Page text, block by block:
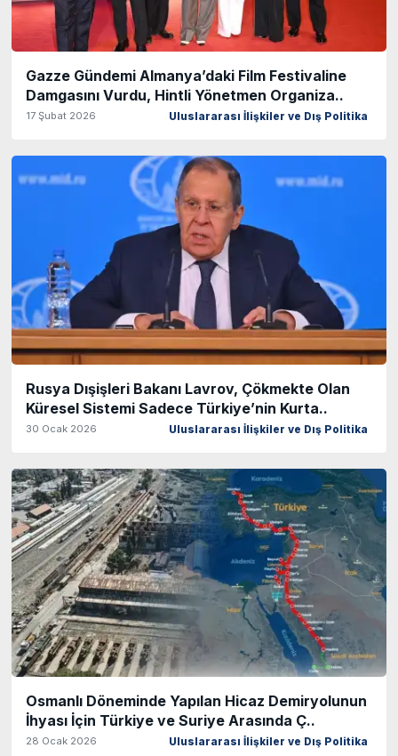
Gazze Gündemi Almanya’daki Film Festivaline
Damgasını Vurdu, Hintli Yönetmen Organiza..
17 Şubat 2026 Uluslararası İlişkiler ve Dış Politika
Rusya Dışişleri Bakanı Lavrov, Çökmekte Olan
Küresel Sistemi Sadece Türkiye’nin Kurta..
30 Ocak 2026 Uluslararası İlişkiler ve Dış Politika
Osmanlı Döneminde Yapılan Hicaz Demiryolunun
İhyası İçin Türkiye ve Suriye Arasında Ç..
28 Ocak 2026 Uluslararası İlişkiler ve Dış Politika